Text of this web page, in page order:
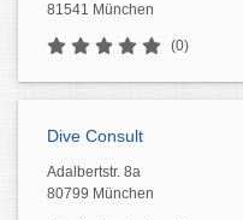
81541 München
(0)
Dive Consult
Adalbertstr. 8a
80799 München